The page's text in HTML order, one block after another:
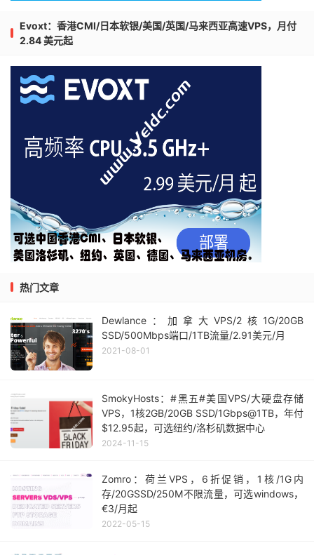
Evoxt：香港CMI/日本软银/美国/英国/马来西亚高速VPS，月付
2.84 美元起
热门文章
Dewlance：加拿大VPS/2核1G/20GB
SSD/500Mbps端口/1TB流量/2.91美元/月
2021-08-01
SmokyHosts：#黑五#美国VPS/大硬盘存储
VPS，1核2GB/20GB SSD/1Gbps@1TB，年付
$12.95起，可选纽约/洛杉矶数据中心
2024-11-15
Zomro：荷兰VPS，6折促销，1核/1G内
存/20GSSD/250M不限流量，可选windows，
€3/月起
2022-05-15